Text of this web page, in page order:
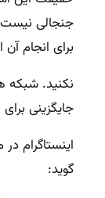
جنجالی
برای انجام آن
نکنید. شبکه
جایگزینی
اینستاگرام
گوید: